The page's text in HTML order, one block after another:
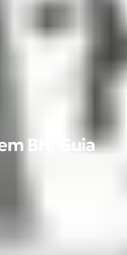
BH: Guia